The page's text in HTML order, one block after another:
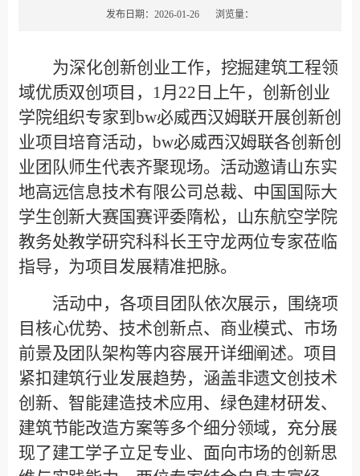
发布日期：2026-01-26 浏览量：
为深化创新创业工作，挖掘建筑工程领
域优质双创项目，1月22日上午，创新创业
学院组织专家到bw必威西汉姆联开展创新创
业项目培育活动，bw必威西汉姆联各创新创
业团队师生代表齐聚现场。活动邀请山东实
地高远信息技术有限公司总裁、中国国际大
学生创新大赛国赛评委隋松，山东航空学院
教务处教学研究科科长王守龙两位专家莅临
指导，为项目发展精准把脉。
活动中，各项目团队依次展示，围绕项
目核心优势、技术创新点、商业模式、市场
前景及团队架构等内容展开详细阐述。项目
紧扣建筑行业发展趋势，涵盖非遗文创技术
创新、智能建造技术应用、绿色建材研发、
建筑节能改造方案等多个细分领域，充分展
现了建工学子立足专业、面向市场的创新思